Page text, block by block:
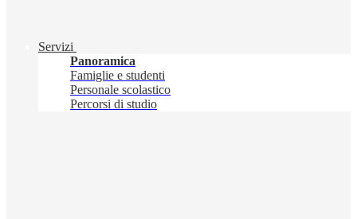
Servizi
Panoramica
Famiglie e studenti
Personale scolastico
Percorsi di studio